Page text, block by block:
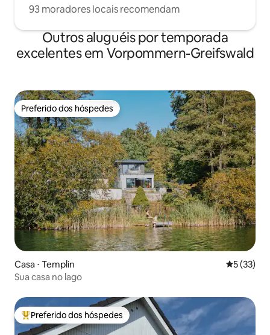
93 moradores locais recomendam
Outros aluguéis por temporada
excelentes em Vorpommern-Greifswald
Preferido dos hóspedes
Preferido dos hóspedes
Casa ⋅ Templin 5 de uma
5 (33)
Sua casa no lago
Entre os melhores preferidos dos hóspedes
Preferido dos hóspedes